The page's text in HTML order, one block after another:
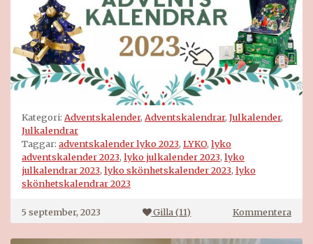
Kategori: Adventskalender, Adventskalendrar, Julkalender,
Julkalendrar
Taggar: adventskalender lyko 2023, LYKO, lyko
adventskalender 2023, lyko julkalender 2023, lyko
julkalendrar 2023, lyko skönhetskalender 2023, lyko
skönhetskalendrar 2023
5 september, 2023 Gilla (11) Kommenterapå
Lyko